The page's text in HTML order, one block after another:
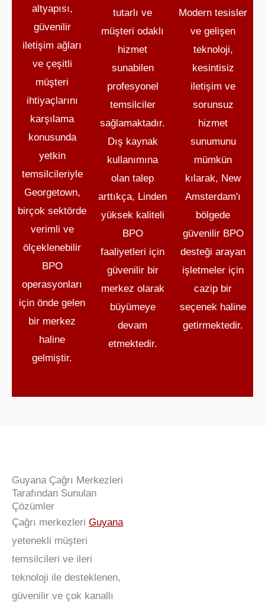
altyapısı,
güvenilir
iletişim ağları
ve çeşitli
müşteri
ihtiyaçlarını
karşılama
konusunda
yetkin
temsilcileriyle
Georgetown,
birçok sektörde
verimli ve
ölçeklenebilir
BPO
operasyonları
için önde gelen
bir merkez
haline
gelmiştir.
tutarlı ve
müşteri odaklı
hizmet
sunabilen
profesyonel
temsilciler
sağlamaktadır.
Dış kaynak
kullanımına
olan talep
arttıkça, Linden
yüksek kaliteli
BPO
faaliyetleri için
güvenilir bir
merkez olarak
büyümeye
devam
etmektedir.
Modern tesisler
ve gelişen
teknoloji,
kesintisiz
iletişim ve
sorunsuz
hizmet
sunumunu
mümkün
kılarak, New
Amsterdam'ı
bölgede
güvenilir BPO
desteği arayan
işletmeler için
cazip bir
seçenek haline
getirmektedir.
Guyana Çağrı Merkezleri
Tarafından Sunulan
Çözümler
Çağrı merkezleri Guyana
yetenekli müşteri
temsilcileri ve ileri
teknoloji ile desteklenen,
güvenilir ve çok kanallı